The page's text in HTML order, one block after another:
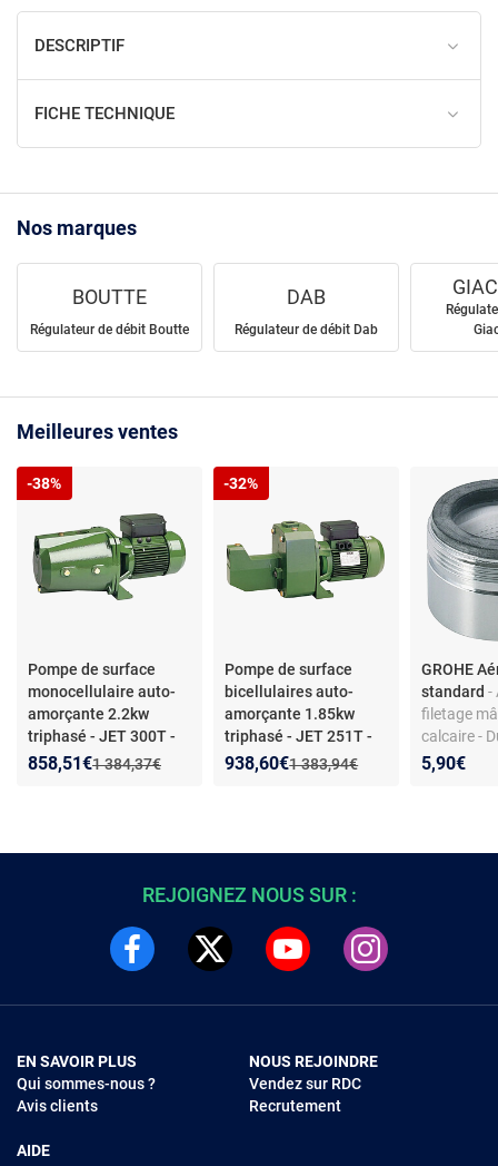
DESCRIPTIF
FICHE TECHNIQUE
Nos marques
BOUTTE
Régulateur de débit Boutte
DAB
Régulateur de débit Dab
Meilleures ventes
Pompe de surface
monocellulaire auto-
amorçante 2.2kw
triphasé - JET 300T -
DAB - Pompe mono-
Ancien prix :
1 384,37€
Nouveau prix :
858,51€
Réduction de :
-38%
Pompe de surface
bicellulaires auto-
amorçante 1.85kw
triphasé - JET 251T -
DAB - Pompe de
Ancien prix :
1 383,94€
Nouveau prix :
938,60€
Réduction de :
-32%
GROHE
standard-
filetage
calcaire -
prolongée
5,90€
REJOIGNEZ NOUS SUR :
EN SAVOIR PLUS
Qui sommes-nous ?
Avis clients
AIDE
NOUS REJOINDRE
Vendez sur RDC
Recrutement